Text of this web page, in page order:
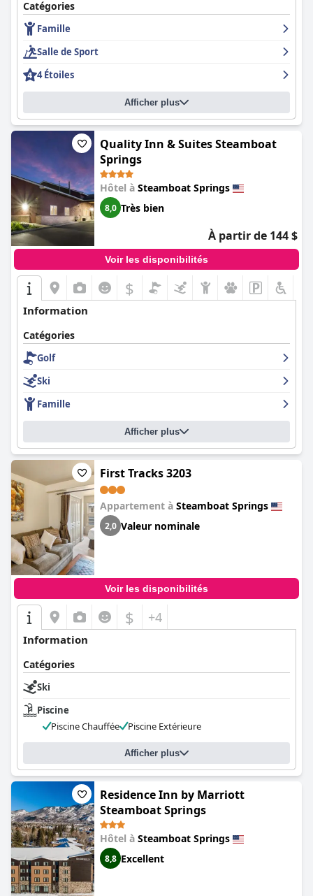
Catégories
Famille
Salle de Sport
4 Étoiles
Afficher plus
Quality Inn & Suites Steamboat
Springs
Hôtel à Steamboat Springs
8,0 Très bien
À partir de 144 $
Voir les disponibilités
$
Information
Catégories
Golf
Ski
Famille
Afficher plus
First Tracks 3203
Appartement à Steamboat Springs
2,0 Valeur nominale
Voir les disponibilités
$ +4
Information
Catégories
Ski
Piscine
Piscine Chauffée
Piscine Extérieure
Afficher plus
Residence Inn by Marriott
Steamboat Springs
Hôtel à Steamboat Springs
8,8 Excellent